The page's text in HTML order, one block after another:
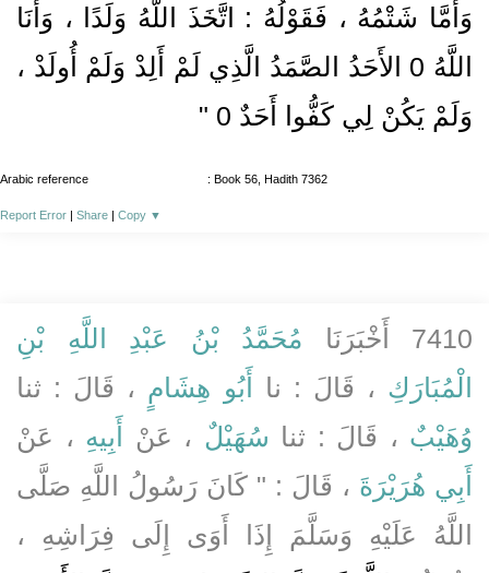
وَأَمَّا شَتْمُهُ ، فَقَوْلُهُ : اتَّخَذَ اللَّهُ وَلَدًا ، وَأَنَا
اللَّهُ 0 الأَحَدُ الصَّمَدُ الَّذِي لَمْ أَلِدْ وَلَمْ أُولَدْ ،
وَلَمْ يَكُنْ لِي كَفُّوا أَحَدٌ 0 "
Arabic reference : Book 56, Hadith 7362
Report Error | Share | Copy ▼
7410 أَخْبَرَنَا
مُحَمَّدُ بْنُ عَبْدِ اللَّهِ بْنِ
الْمُبَارَكِ ، قَالَ : نا أَبُو هِشَامٍ ، قَالَ : ثنا
وُهَيْبٌ ، قَالَ : ثنا سُهَيْلٌ ، عَنْ أَبِيهِ ، عَنْ
أَبِي هُرَيْرَةَ ، قَالَ : " كَانَ رَسُولُ اللَّهِ صَلَّى
اللَّهُ عَلَيْهِ وَسَلَّمَ إِذَا أَوَى إِلَى فِرَاشِهِ ،